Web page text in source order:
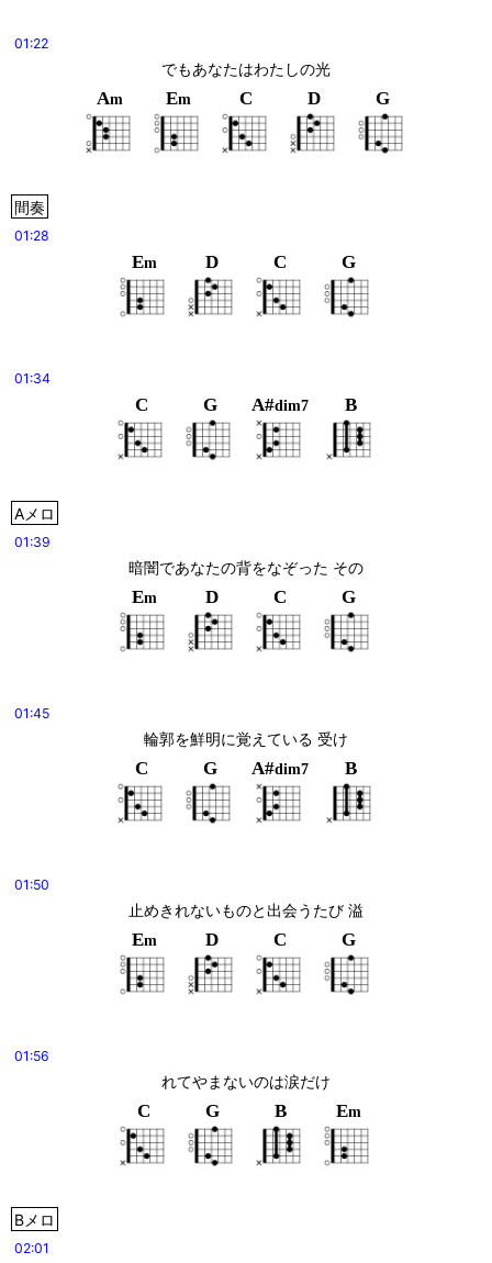
01:22
でもあなたはわたしの光
Am Em C D G
間奏
01:28
Em D C G
01:34
C G A#dim7 B
Aメロ
01:39
Em D C G
01:45
輪郭を鮮明に覚えている 受け
C G A#dim7 B
01:50
止めきれないものと出会うたび 溢
Em D C G
01:56
れてやまないのは涙だけ
C G B Em
Bメロ
02:01